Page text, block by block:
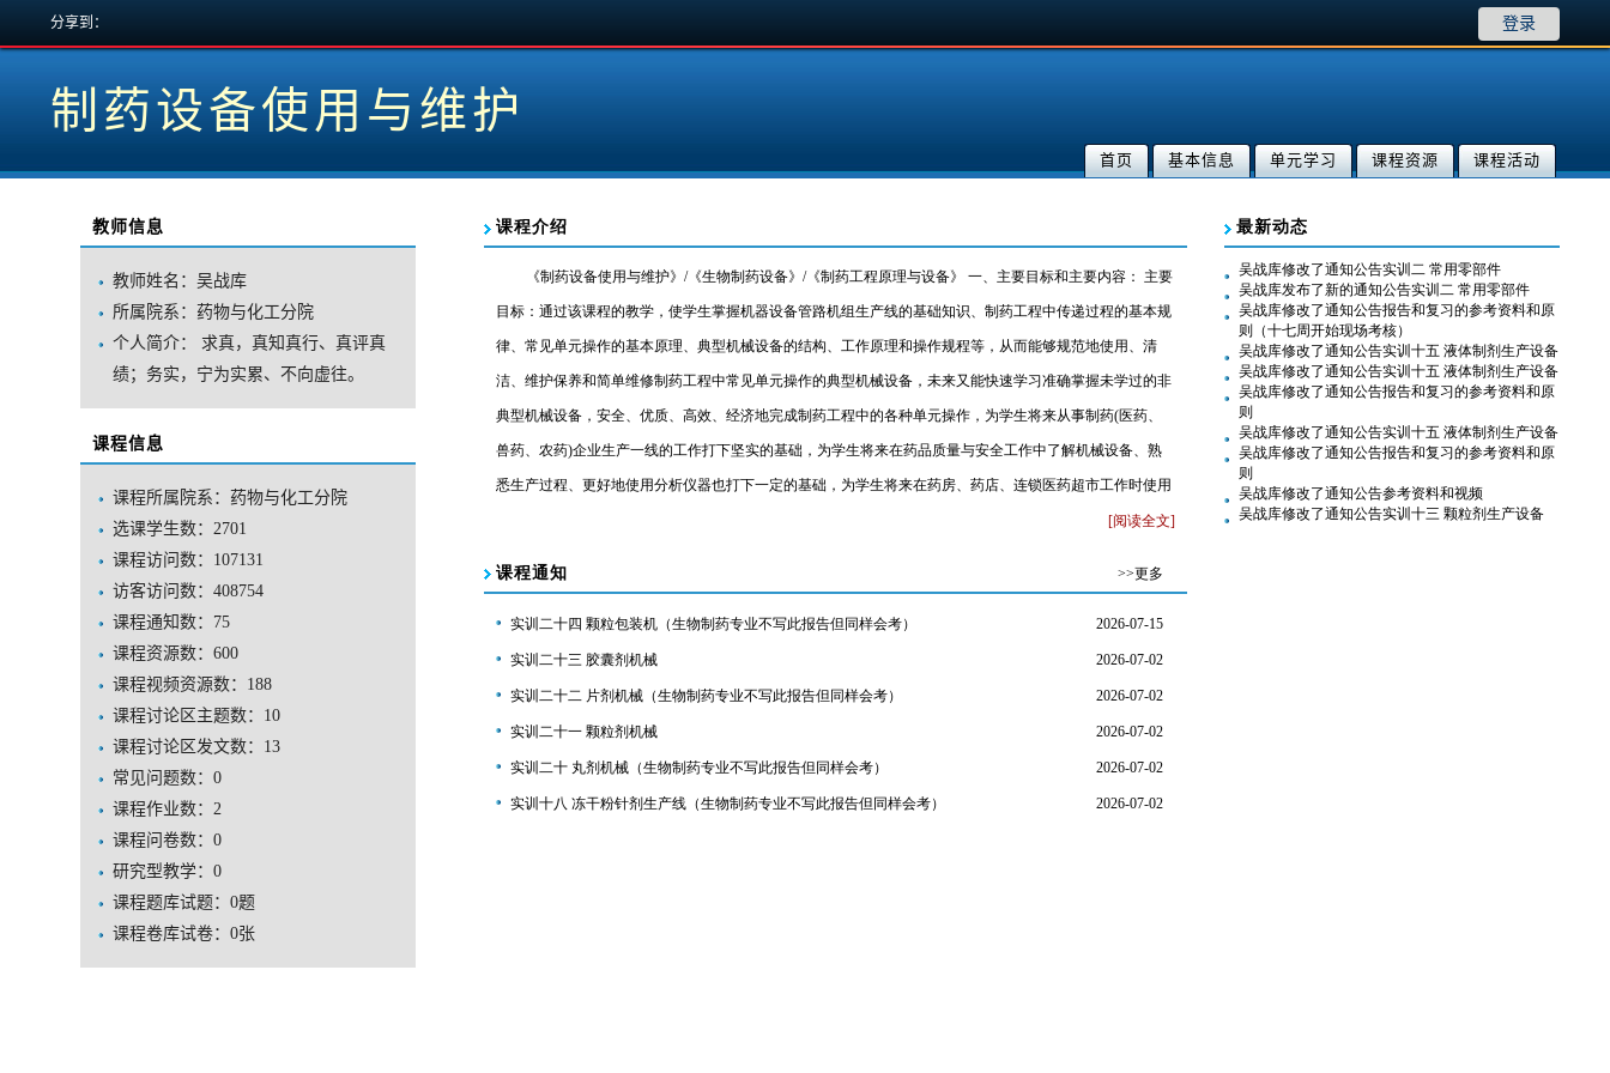
分享到： 登录
制药设备使用与维护
首页 基本信息 单元学习 课程资源 课程活动
教师信息
教师姓名：吴战库
所属院系：药物与化工分院
个人简介：求真，真知真行、真评真
绩；务实，宁为实累、不向虚往。
课程信息
课程所属院系：药物与化工分院
选课学生数：2701
课程访问数： 107131
访客访问数： 408754
课程通知数： 75
课程资源数： 600
课程视频资源数： 188
课程讨论区主题数： 10
课程讨论区发文数： 13
常见问题数： 0
课程作业数： 2
课程问卷数： 0
研究型教学： 0
课程题库试题： 0题
课程卷库试卷： 0张